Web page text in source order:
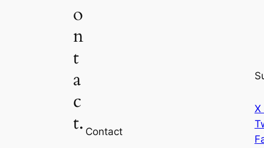
o
n
t
a
c
t. Contact
X